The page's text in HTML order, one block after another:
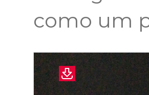
como um